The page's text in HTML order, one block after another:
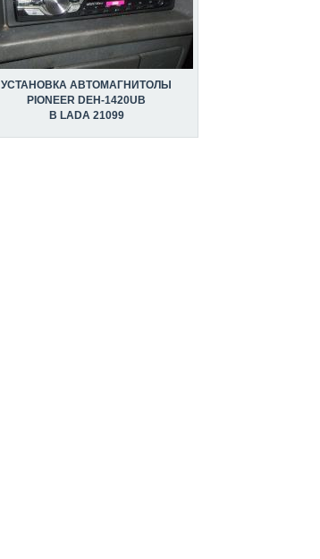
УСТАНОВКА АВТОМАГНИТОЛЫ
PIONEER DEH-1420UB
В LADA 21099